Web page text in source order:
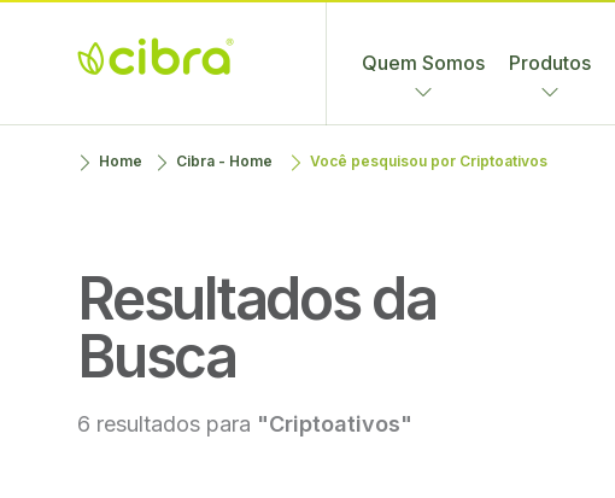
Cibra
Fertilizantes
Nossa Gente
Faz a
Quem Somos Produtos
Home Cibra - Home Você pesquisou por Criptoativos
Resultados da
Busca
6 resultados para "Criptoativos"